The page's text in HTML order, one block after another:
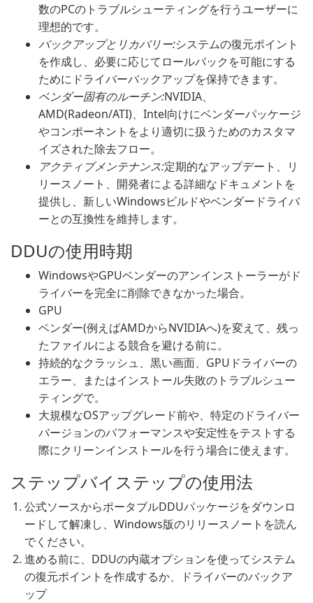
数のPCのトラブルシューティングを行うユーザーに
理想的です。
バックアップとリカバリー:システムの復元ポイント
を作成し、必要に応じてロールバックを可能にする
ためにドライバーバックアップを保持できます。
ベンダー固有のルーチン:NVIDIA、
AMD(Radeon/ATI)、Intel向けにベンダーパッケージ
やコンポーネントをより適切に扱うためのカスタマ
イズされた除去フロー。
アクティブメンテナンス:定期的なアップデート、リ
リースノート、開発者による詳細なドキュメントを
提供し、新しいWindowsビルドやベンダードライバ
ーとの互換性を維持します。
DDUの使用時期
WindowsやGPUベンダーのアンインストーラーがド
ライバーを完全に削除できなかった場合。
GPU
ベンダー(例えばAMDからNVIDIAへ)を変えて、残っ
たファイルによる競合を避ける前に。
持続的なクラッシュ、黒い画面、GPUドライバーの
エラー、またはインストール失敗のトラブルシュー
ティングで。
大規模なOSアップグレード前や、特定のドライバー
バージョンのパフォーマンスや安定性をテストする
際にクリーンインストールを行う場合に使えます。
ステップバイステップの使用法
公式ソースからポータブルDDUパッケージをダウンロ
ードして解凍し、Windows版のリリースノートを読ん
でください。
進める前に、DDUの内蔵オプションを使ってシステム
の復元ポイントを作成するか、ドライバーのバックア
ップ